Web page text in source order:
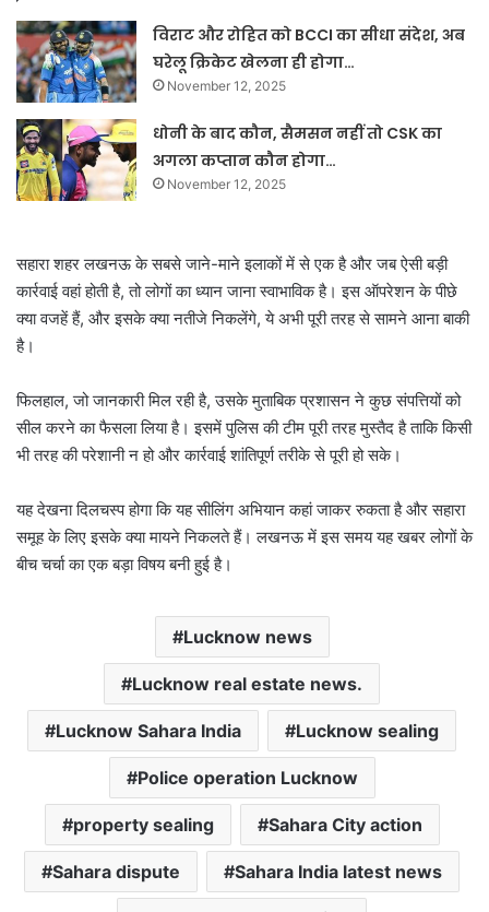
विराट और रोहित को BCCI का सीधा संदेश, अब
घरेलू क्रिकेट खेलना ही होगा…
November 12, 2025
धोनी के बाद कौन, सैमसन नहीं तो CSK का
अगला कप्तान कौन होगा…
November 12, 2025
सहारा शहर लखनऊ के सबसे जाने-माने इलाकों में से एक है और जब ऐसी बड़ी
कार्रवाई वहां होती है, तो लोगों का ध्यान जाना स्वाभाविक है। इस ऑपरेशन के पीछे
क्या वजहें हैं, और इसके क्या नतीजे निकलेंगे, ये अभी पूरी तरह से सामने आना बाकी
है।
फिलहाल, जो जानकारी मिल रही है, उसके मुताबिक प्रशासन ने कुछ संपत्तियों को
सील करने का फैसला लिया है। इसमें पुलिस की टीम पूरी तरह मुस्तैद है ताकि किसी
भी तरह की परेशानी न हो और कार्रवाई शांतिपूर्ण तरीके से पूरी हो सके।
यह देखना दिलचस्प होगा कि यह सीलिंग अभियान कहां जाकर रुकता है और सहारा
समूह के लिए इसके क्या मायने निकलते हैं। लखनऊ में इस समय यह खबर लोगों के
बीच चर्चा का एक बड़ा विषय बनी हुई है।
Lucknow news
Lucknow real estate news.
Lucknow Sahara India Lucknow sealing
Police operation Lucknow
property sealing Sahara City action
Sahara dispute Sahara India latest news